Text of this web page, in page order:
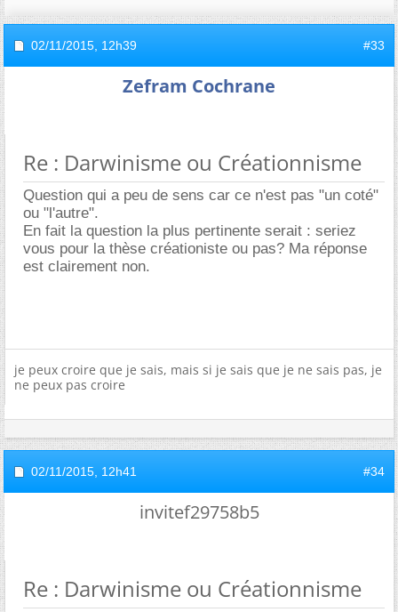
02/11/2015, 12h39 #33
Zefram Cochrane
Re : Darwinisme ou Créationnisme
Question qui a peu de sens car ce n'est pas "un coté"
ou "l'autre".
En fait la question la plus pertinente serait : seriez
vous pour la thèse créationiste ou pas? Ma réponse
est clairement non.
je peux croire que je sais, mais si je sais que je ne sais pas, je
ne peux pas croire
02/11/2015, 12h41 #34
invitef29758b5
Re : Darwinisme ou Créationnisme